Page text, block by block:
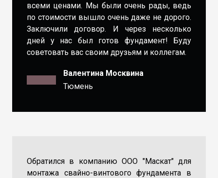
всеми ценами. Мы были очень рады, ведь
по стоимости вышло очень даже не дорого.
Заключили договор. И через несколько
дней у нас был готов фундамент! Буду
советовать вас своим друзьям и коллегам.
Валентина Москвина
Тюмень
Обратился в компанию ООО "Маскат" для
монтажа свайно-винтового фундамента в